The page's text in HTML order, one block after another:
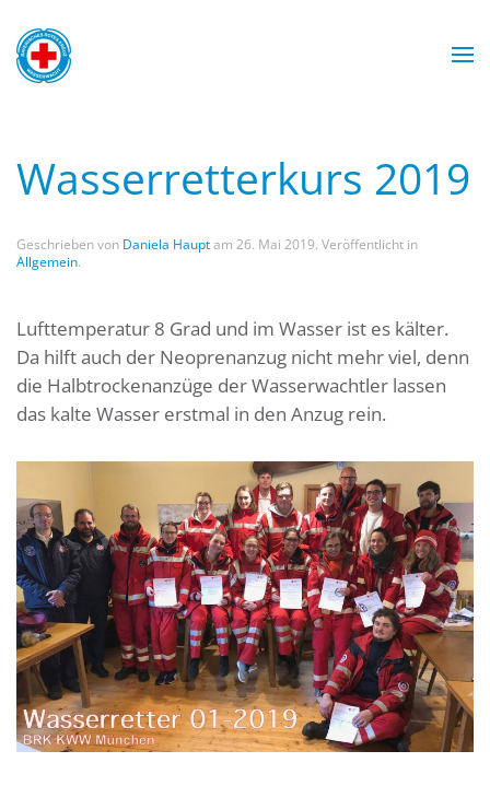
Zum Hauptinhalt springen
Wasserretterkurs 2019
Geschrieben von Daniela Hauptam 26. Mai 2019. Veröffentlicht in
Allgemein.
Lufttemperatur 8 Grad und im Wasser ist es kälter.
Da hilft auch der Neoprenanzug nicht mehr viel, denn
die Halbtrockenanzüge der Wasserwachtler lassen
das kalte Wasser erstmal in den Anzug rein.